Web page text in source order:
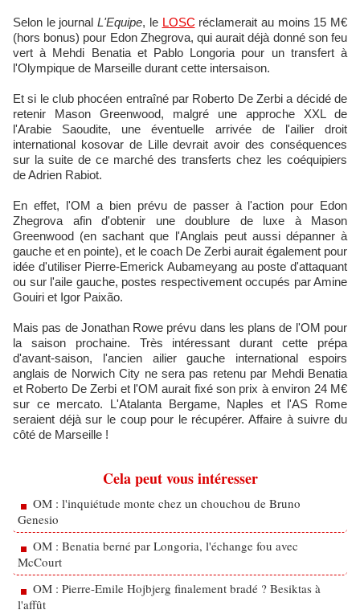
Selon le journalL'Equipe, le LOSC réclamerait au moins 15 M€
(hors bonus) pour Edon Zhegrova, qui aurait déjà donné son feu
vert à Mehdi Benatia et Pablo Longoria pour un transfert à
l'Olympique de Marseille durant cette intersaison.
Et si le club phocéen entraîné par Roberto De Zerbi a décidé de
retenir Mason Greenwood, malgré une approche XXL de
l'Arabie Saoudite, une éventuelle arrivée de l'ailier droit
international kosovar de Lille devrait avoir des conséquences
sur la suite de ce marché des transferts chez les coéquipiers
de Adrien Rabiot.
En effet, l'OM a bien prévu de passer à l'action pour Edon
Zhegrova afin d'obtenir une doublure de luxe à Mason
Greenwood (en sachant que l'Anglais peut aussi dépanner à
gauche et en pointe), et le coach De Zerbi aurait également pour
idée d'utiliser Pierre-Emerick Aubameyang au poste d'attaquant
ou sur l'aile gauche, postes respectivement occupés par Amine
Gouiri et Igor Paixão.
Mais pas de Jonathan Rowe prévu dans les plans de l'OM pour
la saison prochaine. Très intéressant durant cette prépa
d'avant-saison, l'ancien ailier gauche international espoirs
anglais de Norwich City ne sera pas retenu par Mehdi Benatia
et Roberto De Zerbi et l'OM aurait fixé son prix à environ 24 M€
sur ce mercato. L'Atalanta Bergame, Naples et l'AS Rome
seraient déjà sur le coup pour le récupérer. Affaire à suivre du
côté de Marseille !
Cela peut vous intéresser
OM : l'inquiétude monte chez un chouchou de Bruno
Genesio
OM : Benatia berné par Longoria, l'échange fou avec
McCourt
OM : Pierre-Emile Hojbjerg finalement bradé ? Besiktas à
l'affût